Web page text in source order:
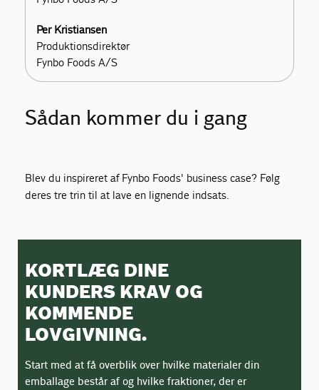
Per Kristiansen
Produktionsdirektør
Fynbo Foods A/S
Sådan kommer du i gang
Blev du inspireret af Fynbo Foods' business case? Følg
deres tre trin til at lave en lignende indsats.
KORTLÆG DINE
KUNDERS KRAV OG
KOMMENDE
LOVGIVNING.
Start med at få overblik over hvilke materialer din
emballage består af og hvilke fraktioner, der er